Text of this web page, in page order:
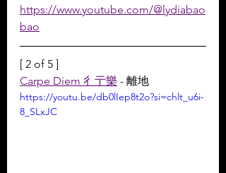
https://www.youtube.com/@lydiabao
bao
[ 2 of 5 ]
Carpe Diem 彳亍樂 - 離地
https://youtu.be/db0lIep8t2o?si=chlt_u6i-
8_SLxJC